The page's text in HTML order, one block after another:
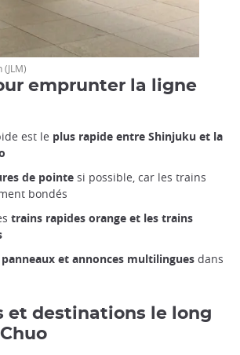
emprunter la ligne
est le plus rapide entre Shinjuku et la
de pointe si possible, car les trains
bondés
trains rapides orange et les trains
panneaux et annonces multilingues dans
et destinations le long